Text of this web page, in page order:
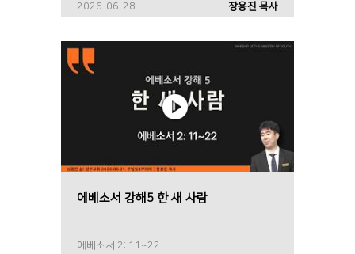
2026-06-28 장용진 목사
에베소서 강해5 한 새 사람
에베소서 2: 11~22